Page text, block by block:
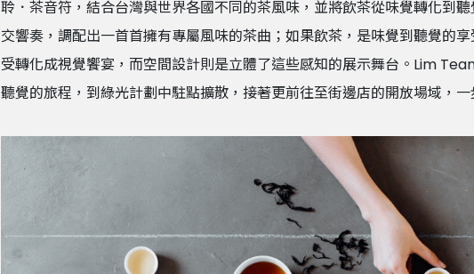
聆．茶音符，結合台灣與世界各國不同的茶風味，並將飲茶從味覺轉化到
交響奏，調配出一首首擁有專屬風味的茶曲；如果飲茶，是味覺到聽覺的
受轉化成視覺饗宴，而空間設計則是立體了這些感知的展示舞台。Lim
聽覺的旅程，到綠光計劃中駐點擴散，接著更前往至街邊店的開放場域，